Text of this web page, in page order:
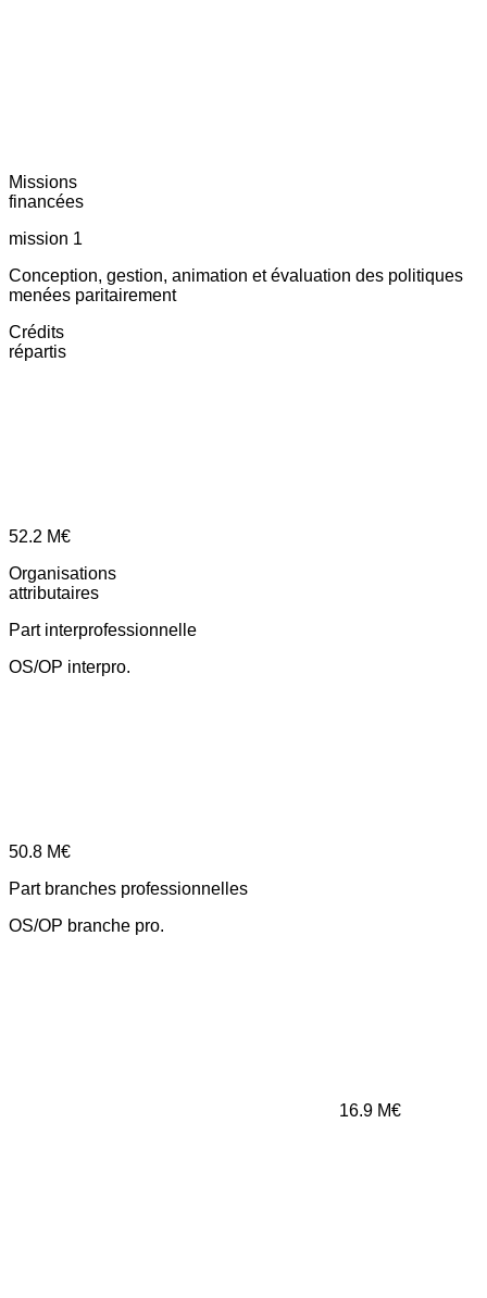
Missions
financées
mission 1
Conception, gestion, animation et évaluation des politiques
menées paritairement
Crédits
répartis
52.2 M€
Organisations
attributaires
Part interprofessionnelle
OS/OP interpro.
50.8 M€
Part branches professionnelles
OS/OP branche pro.
16.9 M€